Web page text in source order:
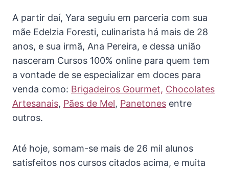
A partir daí, Yara seguiu em parceria com sua
mãe Edelzia Foresti, culinarista há mais de 28
anos, e sua irmã, Ana Pereira, e dessa união
nasceram Cursos 100% online para quem tem
a vontade de se especializar em doces para
venda como: Brigadeiros Gourmet, Chocolates
Artesanais, Pães de Mel, Panetones entre
outros.
Até hoje, somam-se mais de 26 mil alunos
satisfeitos nos cursos citados acima, e muita